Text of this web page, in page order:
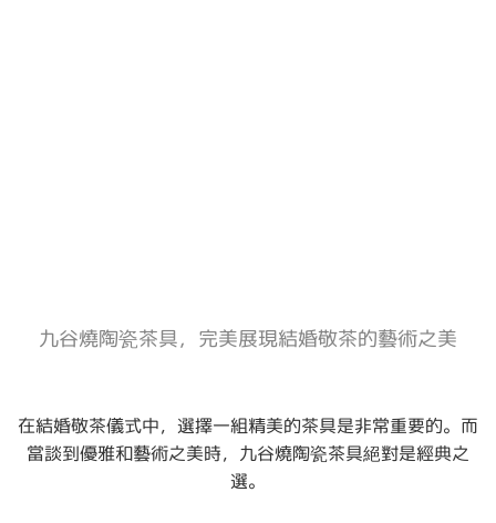
九谷燒陶瓷茶具，完美展現結婚敬茶的藝術之美
在結婚敬茶儀式中，選擇一組精美的茶具是非常重要的。而
當談到優雅和藝術之美時，九谷燒陶瓷茶具絕對是經典之
選。